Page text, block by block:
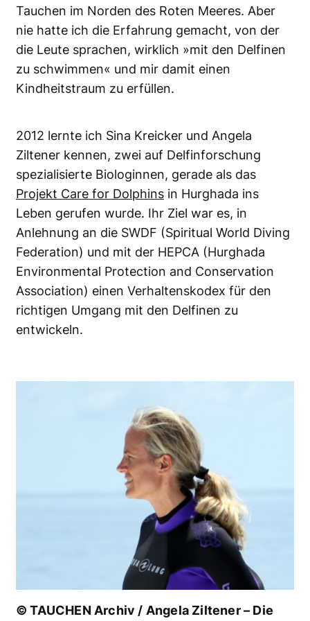
Tauchen im Norden des Roten Meeres. Aber
nie hatte ich die Erfahrung gemacht, von der
die Leute sprachen, wirklich »mit den Delfinen
zu schwimmen« und mir damit einen
Kindheitstraum zu erfüllen.
2012 lernte ich Sina Kreicker und Angela
Ziltener kennen, zwei auf Delfinforschung
spezialisierte Biologinnen, gerade als das
Projekt Care for Dolphins in Hurghada ins
Leben gerufen wurde. Ihr Ziel war es, in
Anlehnung an die SWDF (Spiritual World Diving
Federation) und mit der HEPCA (Hurghada
Environmental Protection and Conservation
Association) einen Verhaltenskodex für den
richtigen Umgang mit den Delfinen zu
entwickeln.
© TAUCHEN Archiv / Angela Ziltener – Die